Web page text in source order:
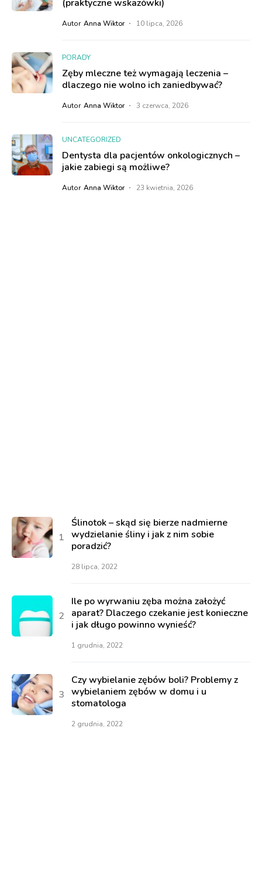
(praktyczne wskazówki)
Autor Anna Wiktor 10 lipca, 2026
PORADY
Zęby mleczne też wymagają leczenia –
dlaczego nie wolno ich zaniedbywać?
Autor Anna Wiktor 3 czerwca, 2026
UNCATEGORIZED
Dentysta dla pacjentów onkologicznych –
jakie zabiegi są możliwe?
Autor Anna Wiktor 23 kwietnia, 2026
Ślinotok – skąd się bierze nadmierne
wydzielanie śliny i jak z nim sobie
poradzić?
28 lipca, 2022
Ile po wyrwaniu zęba można założyć
aparat? Dlaczego czekanie jest konieczne
i jak długo powinno wynieść?
1 grudnia, 2022
Czy wybielanie zębów boli? Problemy z
wybielaniem zębów w domu i u
stomatologa
2 grudnia, 2022